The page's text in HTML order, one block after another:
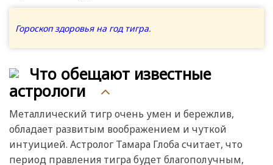
Гороскоп здоровья на год тигра.
Что обещают известные
астрологи
Металлический тигр очень умен и бережлив,
обладает развитым воображением и чуткой
интуицией. Астролог Тамара Глоба считает, что
период правления тигра будет благополучным,